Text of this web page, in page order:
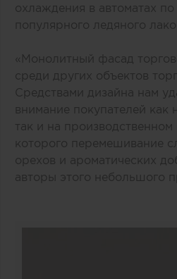
охлаждения в автоматах по
популярного ледяного
«Монолитный фасад
среди других объектов
Средствами дизайна нам
внимание покупателей как
так и на
которого перемешивание
орехов и ароматических
авторы этого небольшого